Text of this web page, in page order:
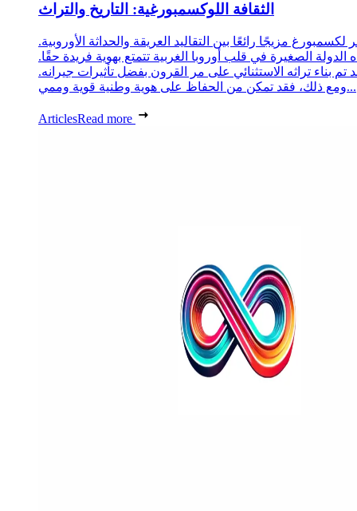
الثقافة اللوكسمبورغية: التاريخ والتراث
لكسمبورغ مزيجًا رائعًا بين التقاليد العريقة والحداثة الأوروبية.
الدولة الصغيرة في قلب أوروبا الغربية تتمتع بهوية فريدة حقًا.
تم بناء تراثه الاستثنائي على مر القرون بفضل تأثيرات جيرانه.
ومع ذلك، فقد تمكن من الحفاظ على هوية وطنية قوية وممي...
ArticlesRead more